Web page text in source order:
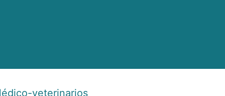
veterinarios